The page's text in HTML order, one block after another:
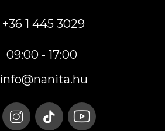
+36 1 445 3029
09:00 - 17:00
info@nanita.hu